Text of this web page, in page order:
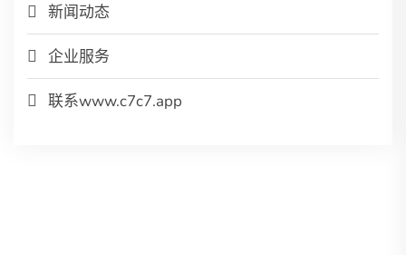
新闻动态
企业服务
联系www.c7c7.app